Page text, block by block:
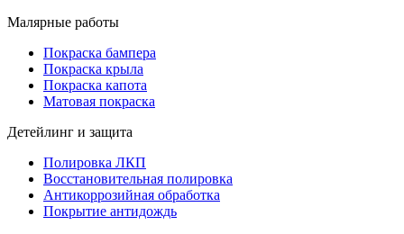
Малярные работы
Покраска бампера
Покраска крыла
Покраска капота
Матовая покраска
Детейлинг и защита
Полировка ЛКП
Восстановительная полировка
Антикоррозийная обработка
Покрытие антидождь